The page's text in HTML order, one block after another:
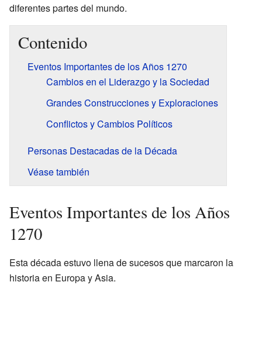
diferentes partes del mundo.
Contenido
Eventos Importantes de los Años 1270
Cambios en el Liderazgo y la Sociedad
Grandes Construcciones y Exploraciones
Conflictos y Cambios Políticos
Personas Destacadas de la Década
Véase también
Eventos Importantes de los Años
1270
Esta década estuvo llena de sucesos que marcaron la
historia en Europa y Asia.